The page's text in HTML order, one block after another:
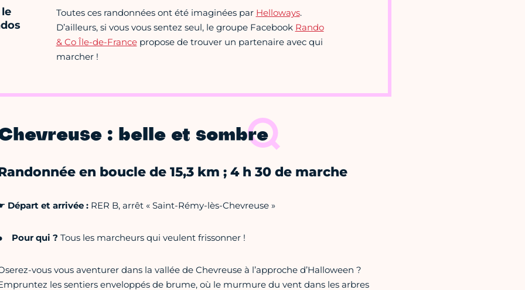
Toutes ces randonnées ont été imaginées par Helloways.
D’ailleurs, si vous vous sentez seul, le groupe Facebook Rando
& Co Île-de-Francepropose de trouver un partenaire avec qui
marcher !
: belle et sombre
en boucle de 15,3 km ; 4 h 30 de marche
Départ et arrivée :RER B, arrêt « Saint-Rémy-lès-Chevreuse »
Pour qui ? Tous les marcheurs qui veulent frissonner !
vous vous aventurer dans la vallée de Chevreuse à l’approche d’Halloween ?
les sentiers enveloppés de brume, où le murmure du vent dans les arbres